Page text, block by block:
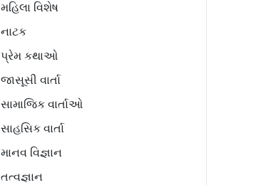
મહિલા વિશેષ
નાટક
પ્રેમ કથાઓ
જાસૂસી વાર્તા
સામાજિક વાર્તાઓ
સાહસિક વાર્તા
માનવ વિજ્ઞાન
તત્વજ્ઞાન